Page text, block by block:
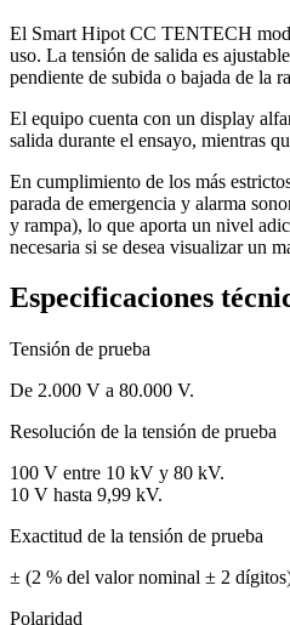
El Smart Hipot CC TENTECH
uso. La tensión de salida es
pendiente de subida o bajada de la
El equipo cuenta con un display
salida durante el ensayo, mientras
En cumplimiento de los más
parada de emergencia y alarma
y rampa), lo que aporta un nivel
necesaria si se desea visualizar un
Especificaciones
Tensión de prueba
De 2.000 V a 80.000 V.
Resolución de la tensión de prueba
100 V entre 10 kV y 80 kV.
10 V hasta 9,99 kV.
Exactitud de la tensión de prueba
± (2 % del valor nominal ± 2
Polaridad